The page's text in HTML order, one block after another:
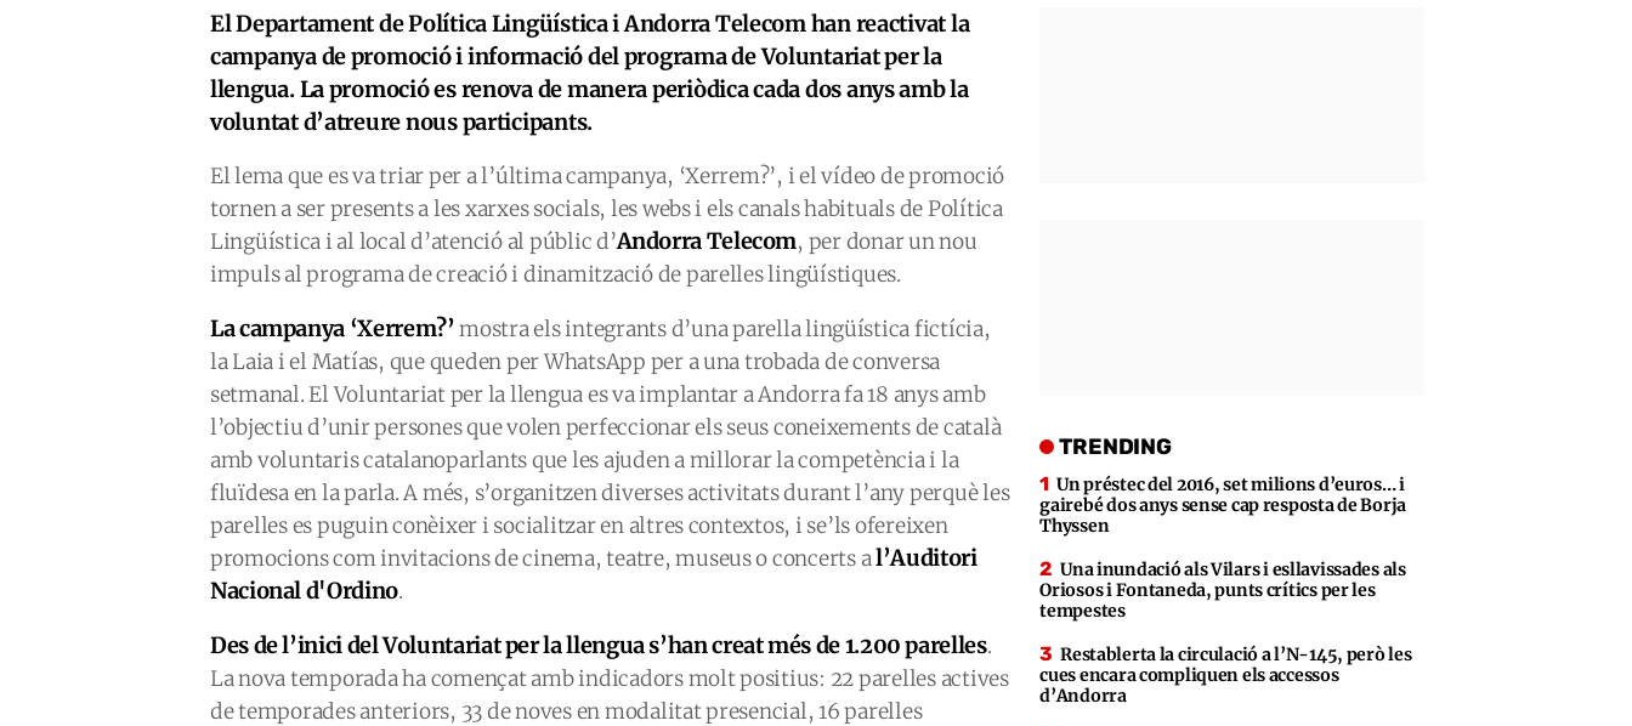
El Departament de Política Lingüística i Andorra Telecom han reactivat la
campanya de promoció i informació del programa de Voluntariat per la
llengua. La promoció es renova de manera periòdica cada dos anys amb la
voluntat d’atreure nous participants.
El lema que es va triar per a l’última campanya, ‘Xerrem?’, i el vídeo de promoció
tornen a ser presents a les xarxes socials, les webs i els canals habituals de Política
Lingüística i al local d’atenció al públic d’Andorra Telecom, per donar un nou
impuls al programa de creació i dinamització de parelles lingüístiques.
La campanya ‘Xerrem?’mostra els integrants d’una parella lingüística fictícia,
la Laia i el Matías, que queden per WhatsApp per a una trobada de conversa
setmanal. El Voluntariat per la llengua es va implantar a Andorra fa 18 anys amb
l’objectiu d’unir persones que volen perfeccionar els seus coneixements de català
amb voluntaris catalanoparlants que les ajuden a millorar la competència i la
fluïdesa en la parla. A més, s’organitzen diverses activitats durant l’any perquè les
parelles es puguin conèixer i socialitzar en altres contextos, i se’ls ofereixen
promocions com invitacions de cinema, teatre, museus o concerts al’Auditori
Nacional d'Ordino.
Des de l’inici del Voluntariat per la llengua s’han creat més de 1.200 parelles.
La nova temporada ha començat amb indicadors molt positius: 22 parelles actives
de temporades anteriors, 33 de noves en modalitat presencial, 16 parelles
TRENDING
Un préstec del 2016, set milions d’euros… i
gairebé dos anys sense cap resposta de Borja
Thyssen
Una inundació als Vilars i esllavissades als
Oriosos i Fontaneda, punts crítics per les
tempestes
Restablerta la circulació a l’N-145, però les
cues encara compliquen els accessos
d’Andorra